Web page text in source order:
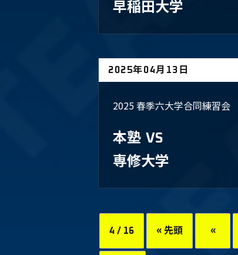
早稲田大学
2025年04月13日
2025 春季六大学合同練習会
本塾 VS
​専修大学
4 / 16 « 先頭 «